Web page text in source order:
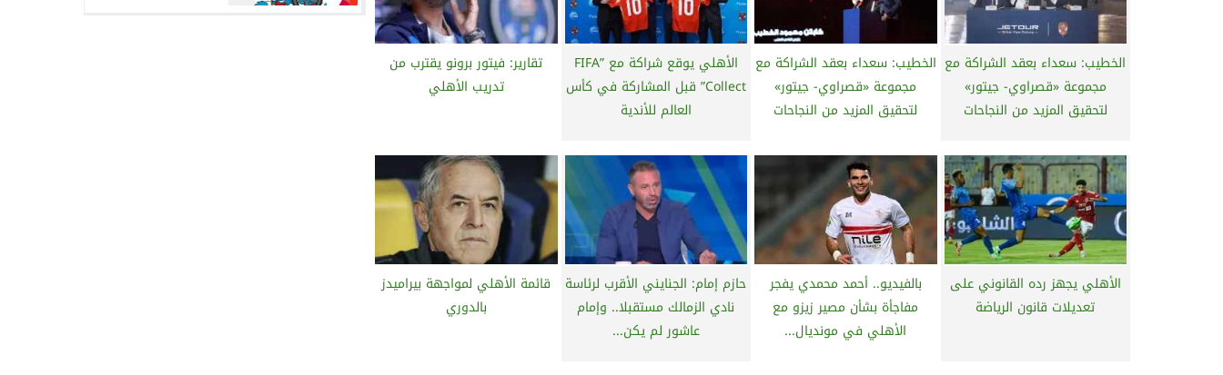
الخطيب: سعداء بعقد الشراكة مع
مجموعة «قصراوي- جيتور»
لتحقيق المزيد من النجاحات
الخطيب: سعداء بعقد الشراكة مع
مجموعة «قصراوي- جيتور»
لتحقيق المزيد من النجاحات
الأهلي يوقع شراكة مع ”FIFA
Collect” قبل المشاركة في كأس
العالم للأندية
تقارير: فيتور برونو يقترب من
تدريب الأهلي
الأهلي يجهز رده القانوني على
تعديلات قانون الرياضة
بالفيديو.. أحمد محمدي يفجر
مفاجأة بشأن مصير زيزو مع
الأهلي في مونديال...
حازم إمام: الجنايني الأقرب لرئاسة
نادي الزمالك مستقبلا.. وإمام
عاشور لم يكن...
قائمة الأهلي لمواجهة بيراميدز
بالدوري